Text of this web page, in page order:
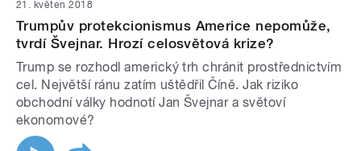
21. květen 2018
Trumpův protekcionismus Americe nepomůže,
tvrdí Švejnar. Hrozí celosvětová krize?
Trump se rozhodl americký trh chránit prostřednictvím
cel. Největší ránu zatím uštědřil Číně. Jak riziko
obchodní války hodnotí Jan Švejnar a světoví
ekonomové?